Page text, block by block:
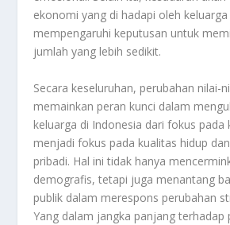
ekonomi yang di hadapi oleh
mempengaruhi keputusan untuk
jumlah yang lebih sedikit.
Secara keseluruhan, perubahan nilai-
memainkan peran kunci dalam
keluarga di Indonesia dari fokus pada
menjadi fokus pada kualitas hidup
pribadi. Hal ini tidak hanya
demografis, tetapi juga menantang
publik dalam merespons perubahan
Yang dalam jangka panjang terhadap